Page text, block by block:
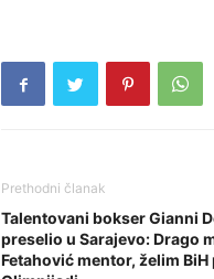
Prethodni članak
Talentovani bokser Gianni
preselio u Sarajevo: Drago
Fetahović mentor, želim